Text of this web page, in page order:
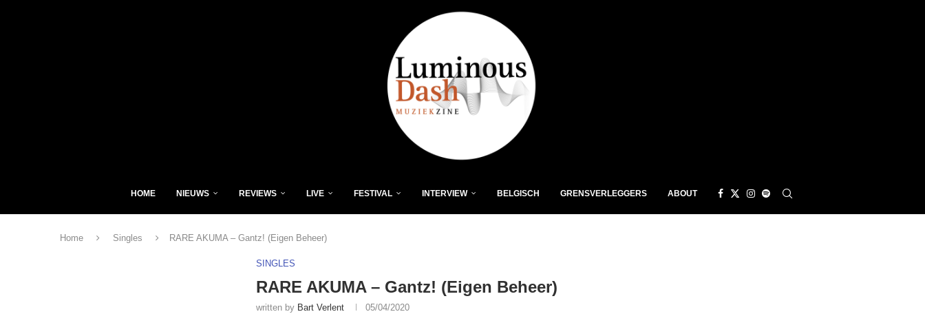
HOME NIEUWS REVIEWS LIVE FESTIVAL INTERVIEW BELGISCH GRENSVERLEGGERS ABOUT
Home Singles RARE AKUMA – Gantz! (Eigen Beheer)
SINGLES
RARE AKUMA – Gantz! (Eigen Beheer)
written by Bart Verlent 05/04/2020